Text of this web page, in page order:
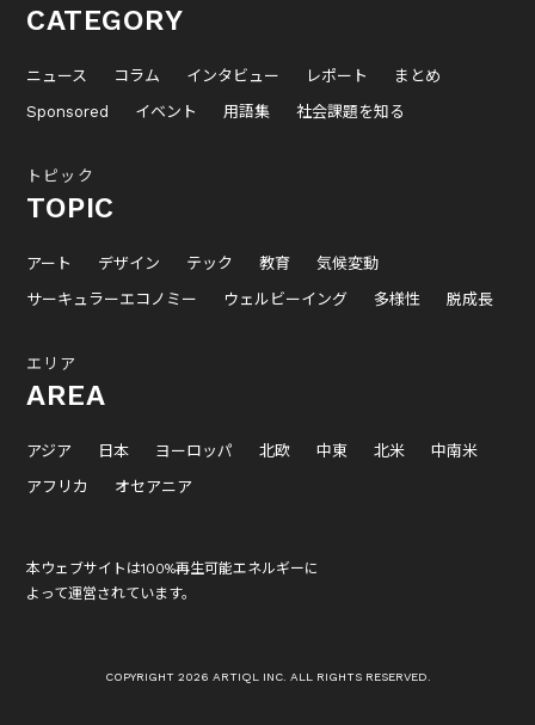
CATEGORY
ニュース コラム インタビュー レポート
まとめ
Sponsored
イベント 用語集 社会課題を知る
トピック
TOPIC
アート デザイン テック 教育
気候変動
サーキュラーエコノミー
ウェルビーイング 多様性 脱成長
エリア
AREA
アジア 日本 ヨーロッパ 北欧 中東 北米
中南米
アフリカ
オセアニア
本ウェブサイトは100%再生可能エネルギーに
よって運営されています。
COPYRIGHT 2026 ARTIQL INC. ALL RIGHTS RESERVED.